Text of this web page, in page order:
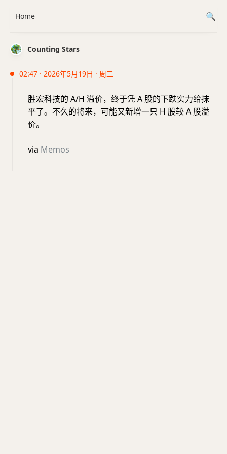
Counting Stars
02:47 · 2026年5月19日 · 周二
胜宏科技的 A/H 溢价，终于凭 A 股的下跌实力给抹
平了。不久的将来，可能又新增一只 H 股较 A 股溢
价。
via Memos
Home